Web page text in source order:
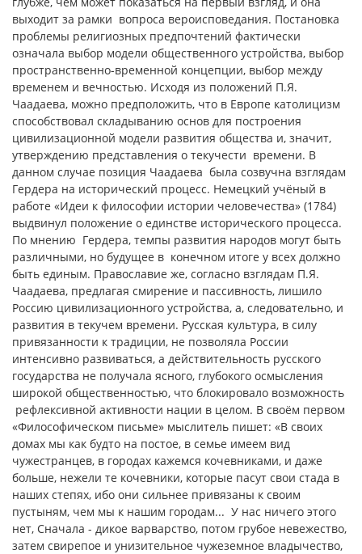
выходит за рамки вопроса вероисповедания. Постановка
проблемы религиозных предпочтений фактически
означала выбор модели общественного устройства, выбор
пространственно-временной концепции, выбор между
временем и вечностью. Исходя из положений П.Я.
Чаадаева, можно предположить, что в Европе католицизм
способствовал складыванию основ для построения
цивилизационной модели развития общества и, значит,
утверждению представления о текучести времени. В
данном случае позиция Чаадаева была созвучна взглядам
Гердера на исторический процесс. Немецкий учёный в
работе «Идеи к философии истории человечества» (1784)
выдвинул положение о единстве исторического процесса.
По мнению Гердера, темпы развития народов могут быть
различными, но будущее в конечном итоге у всех должно
быть единым. Православие же, согласно взглядам П.Я.
Чаадаева, предлагая смирение и пассивность, лишило
Россию цивилизационного устройства, а, следовательно, и
развития в текучем времени. Русская культура, в силу
привязанности к традиции, не позволяла России
интенсивно развиваться, а действительность русского
государства не получала ясного, глубокого осмысления
широкой общественностью, что блокировало возможность
рефлексивной активности нации в целом. В своём первом
«Философическом письме» мыслитель пишет: «В своих
домах мы как будто на постое, в семье имеем вид
чужестранцев, в городах кажемся кочевниками, и даже
больше, нежели те кочевники, которые пасут свои стада в
наших степях, ибо они сильнее привязаны к своим
пустыням, чем мы к нашим городам... У нас ничего этого
нет, Сначала - дикое варварство, потом грубое невежество,
затем свирепое и унизительное чужеземное владычество,